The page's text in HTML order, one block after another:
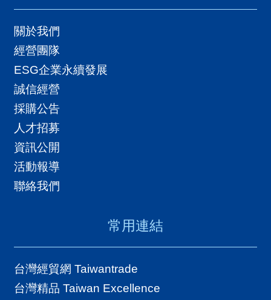
關於我們
經營團隊
ESG企業永續發展
誠信經營
採購公告
人才招募
資訊公開
活動報導
聯絡我們
常用連結
台灣經貿網 Taiwantrade
台灣精品 Taiwan Excellence